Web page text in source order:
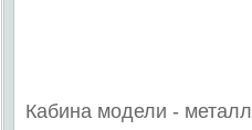
Кабина модели - металл